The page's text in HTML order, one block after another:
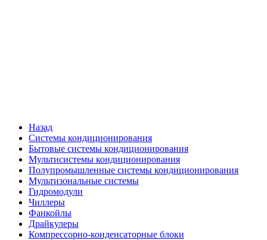
Назад
Системы кондиционирования
Бытовые системы кондиционирования
Мультисистемы кондиционирования
Полупромышленные системы кондиционирования
Мультизональные системы
Гидромодули
Чиллеры
Фанкойлы
Драйкулеры
Компрессорно-конденсаторные блоки